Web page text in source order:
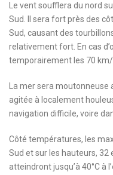
Le vent soufflera du nord
Sud. Il sera fort près des
Sud, causant des
relativement fort. En cas
temporairement les 70
La mer sera moutonneuse
agitée à localement
navigation difficile, voire
Côté températures, les
Sud et sur les hauteurs, 32
atteindront jusqu’à 40°C à